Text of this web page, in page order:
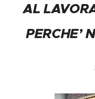
AL
PERCHE’